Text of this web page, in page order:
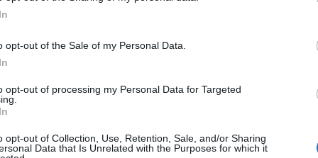
opt-out of the Sale of my Personal Data.
opt-out of processing my Personal Data for Targeted
opt-out of Collection, Use, Retention, Sale, and/or Sharing
Data that Is Unrelated with the Purposes for which it
körtúráról.
gyűjtöttük minden fém kétszázasunkat egy malacperselybe.
már csak egy kicsit kellett hozzáadni, hogy kényelmesen
értelmetlen kempingpénzt (nyáron amúgy sem nagy cucc
erdőben zuhanyzásképp) inkább értelmes gasztronómiai
hamburger-sültkrumpli volt az élelem, hanem pl. badacsonyi
csárdák kínálata. Apropó csárdák. A Zsindelyes csárdába
a fejeteket. "Egészen véletlenül" a 3e ft-os Csülök tál
a pincérnő elkezdte bizonygatni, hogy én rendeltem rosszul
De ezt a fajta vendéglátástugye itthon már meg is